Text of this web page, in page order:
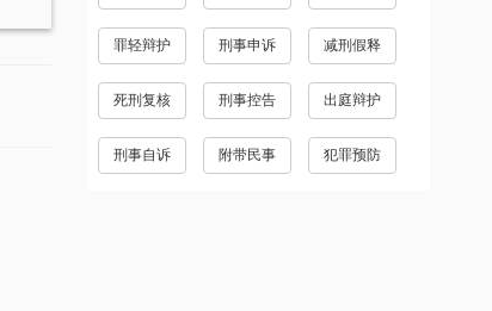
罪轻辩护 刑事申诉 减刑假释
死刑复核 刑事控告 出庭辩护
刑事自诉 附带民事 犯罪预防